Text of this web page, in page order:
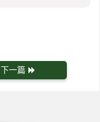
下一篇